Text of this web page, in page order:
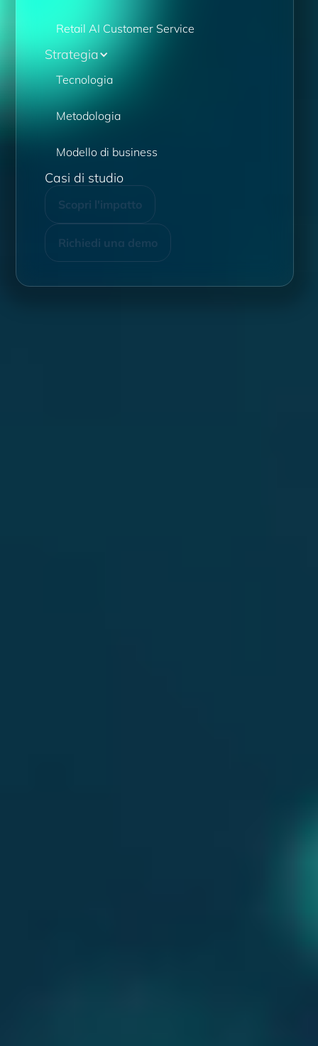
Retail AI Customer Service
Strategia
Tecnologia
Metodologia
Modello di business
Casi di studio
Scopri l'impatto
Richiedi una demo